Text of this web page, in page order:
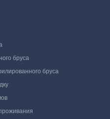
бруса
бруса